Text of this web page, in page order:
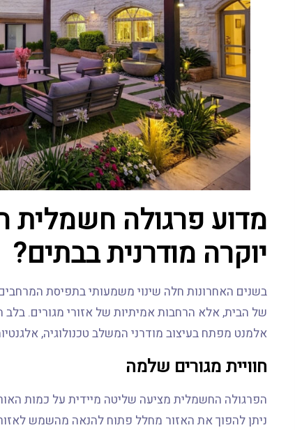
מדוע פרגולה
יוקרה מודרנית בבתים?
בשנים האחרונות חלה שינוי משמעותי בתפיסת המרחבים
של הבית, אלא הרחבות אמיתיות של אזורי מגורים.
אלמנט מפתח בעיצוב מודרני המשלב טכנולוגיה,
חוויית מגורים שלמה
הפרגולה החשמלית מציעה שליטה מיידית על כמות
ניתן להפוך את האזור מחלל פתוח להנאה מהשמש